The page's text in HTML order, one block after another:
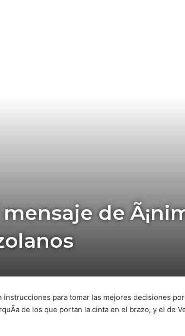
mensaje de
para tomar las mejores decisiones
de los que portan la cinta en el brazo, y el de